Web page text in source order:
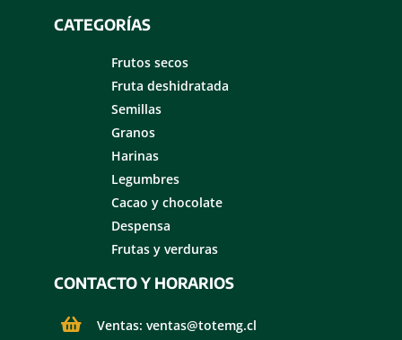
CATEGORÍAS
Frutos secos
Fruta deshidratada
Semillas
Granos
Harinas
Legumbres
Cacao y chocolate
Despensa
Frutas y verduras
CONTACTO Y HORARIOS
Ventas: ventas@totemg.cl